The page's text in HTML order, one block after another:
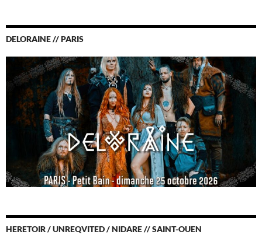
DELORAINE // PARIS
HERETOIR / UNREQVITED / NIDARE // SAINT-OUEN